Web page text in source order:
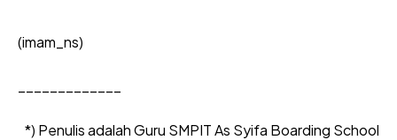
(imam_ns)
*) Penulis adalah Guru SMPIT As Syifa Boarding School